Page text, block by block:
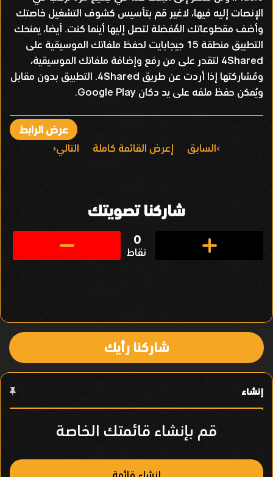
الإنصات إليه فيها، لاغير قم بتأسيس كشوف التشغيل خاصتك
وأضف مقطوعاتك المُفضلة لتصل إليها أينما كنت. أيضا، يمنحك
التطبيق منطقة 15 جيجابايت لحفظ ملفاتك الموسيقية على
4Shared لتقدر على من رفع وإضافة ملفاتك الموسيقية،
ومُشاركتها إذا أردت عن طريق 4Shared. التطبيق بدون مقابل
ويُمكن حفظ ملفه على يد دكان Google Play.
عرض الرابط
ا
ل
ع
ن
السابق إعرض القائمة كاملة التالي
شاركنا تصويتك
0
نقاط
شاركنا رأيك
إنشاء
قم بإنشاء قائمتك الخاصة
إنشاء قائمة